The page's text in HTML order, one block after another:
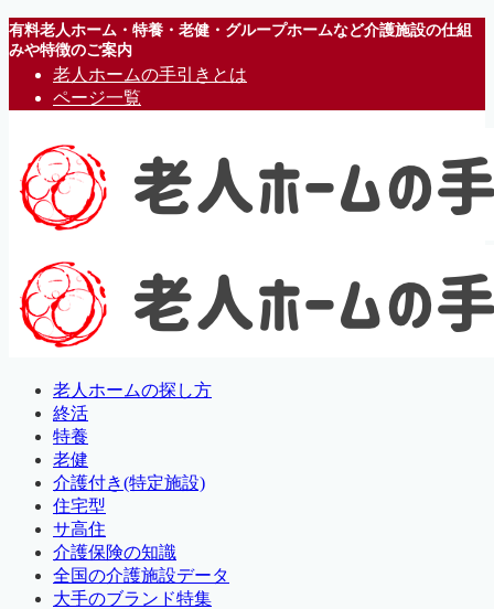
有料老人ホーム・特養・老健・グループホームなど介護施設の仕組
みや特徴のご案内
老人ホームの手引きとは
ページ一覧
老人ホームの探し方
終活
特養
老健
介護付き(特定施設)
住宅型
サ高住
介護保険の知識
全国の介護施設データ
大手のブランド特集